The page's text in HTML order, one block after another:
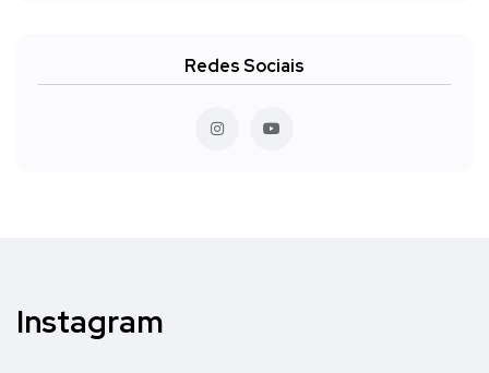
Redes Sociais
Instagram